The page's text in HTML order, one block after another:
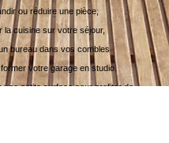
ou réduire une pièce,
la cuisine sur votre séjour,
bureau dans vos combles
votre garage en studio.
une petite surface pour profiter de